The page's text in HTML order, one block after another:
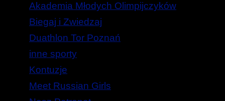
Akademia Młodych Olimpijczyków
Biegaj i Zwiedzaj
Duathlon Tor Poznań
inne sporty
Kontuzje
Meet Russian Girls